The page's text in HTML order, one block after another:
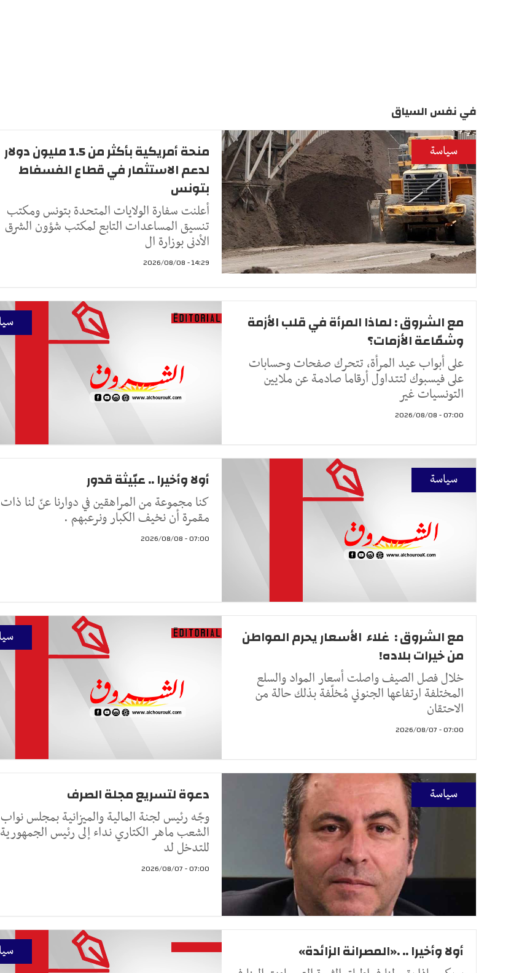
في نفس السياق
سياسة
منحة أمريكية بأكثر من 1.5 مليون دولار
لدعم الاستثمار في قطاع الفسفاط
بتونس
أعلنت سفارة الولايات المتحدة بتونس ومكتب
تنسيق المساعدات التابع لمكتب شؤون الشرق
الأدنى بوزارة ال
14:29 - 2026/08/08
مع الشروق : لماذا المرأة في قلب الأزمة
وشمّاعة الأزمات؟
على أبواب عيد المرأة، تتحرك صفحات وحسابات
على فيسبوك لتتداول أرقاما صادمة عن ملايين
التونسيات غير
07:00 - 2026/08/08
سياسة أولا وأخيرا .. عبّيثة قدور
كنا مجموعة من المراهقين في دوارنا عنّ لنا ذات
مقمرة أن نخيف الكبار ونرعبهم .
07:00 - 2026/08/08
مع الشروق : غلاء الأسعار يحرم المواطن
من خيرات بلاده!
خلال فصل الصيف واصلت أسعار المواد والسلع
المختلفة ارتفاعها الجنوني مُخلّفة بذلك حالة من
الاحتقان
07:00 - 2026/08/07
سياسة دعوة لتسريع مجلة الصرف
وجّه رئيس لجنة المالية والميزانية بمجلس نواب
الشعب ماهر الكتاري نداء إلى رئيس الجمهورية
للتدخل لد
07:00 - 2026/08/07
أولا وأخيرا .. .«المصرانة الزائدة»